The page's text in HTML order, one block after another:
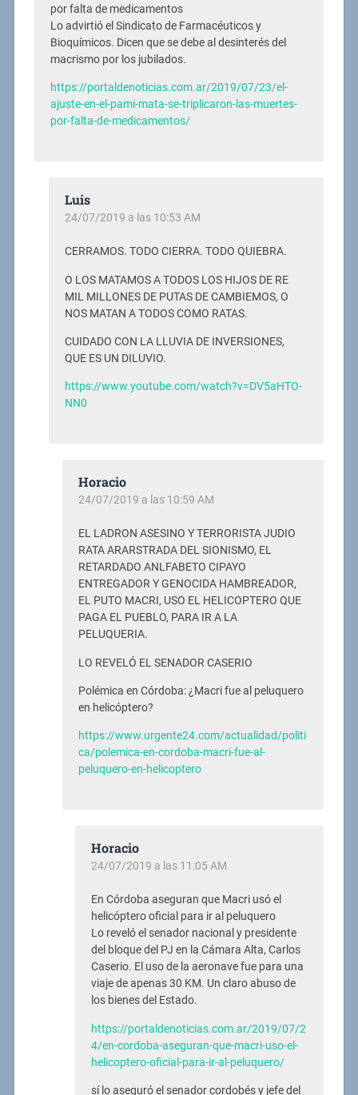
por falta de medicamentos
Lo advirtió el Sindicato de Farmacéuticos y
Bioquímicos. Dicen que se debe al desinterés del
macrismo por los jubilados.
https://portaldenoticias.com.ar/2019/07/23/el-
ajuste-en-el-pami-mata-se-triplicaron-las-muertes-
por-falta-de-medicamentos/
Luis
24/07/2019 a las 10:53 AM
CERRAMOS. TODO CIERRA. TODO QUIEBRA.
O LOS MATAMOS A TODOS LOS HIJOS DE RE
MIL MILLONES DE PUTAS DE CAMBIEMOS, O
NOS MATAN A TODOS COMO RATAS.
CUIDADO CON LA LLUVIA DE INVERSIONES,
QUE ES UN DILUVIO.
https://www.youtube.com/watch?v=DV5aHTO-
NN0
Horacio
24/07/2019 a las 10:59 AM
EL LADRON ASESINO Y TERRORISTA JUDIO
RATA ARARSTRADA DEL SIONISMO, EL
RETARDADO ANLFABETO CIPAYO
ENTREGADOR Y GENOCIDA HAMBREADOR,
EL PUTO MACRI, USO EL HELICOPTERO QUE
PAGA EL PUEBLO, PARA IR A LA
PELUQUERIA.
LO REVELÓ EL SENADOR CASERIO
Polémica en Córdoba: ¿Macri fue al peluquero
en helicóptero?
https://www.urgente24.com/actualidad/politi
ca/polemica-en-cordoba-macri-fue-al-
peluquero-en-helicoptero
Horacio
24/07/2019 a las 11:05 AM
En Córdoba aseguran que Macri usó el
helicóptero oficial para ir al peluquero
Lo reveló el senador nacional y presidente
del bloque del PJ en la Cámara Alta, Carlos
Caserio. El uso de la aeronave fue para una
viaje de apenas 30 KM. Un claro abuso de
los bienes del Estado.
https://portaldenoticias.com.ar/2019/07/2
4/en-cordoba-aseguran-que-macri-uso-el-
helicoptero-oficial-para-ir-al-peluquero/
sí lo aseguró el senador cordobés y jefe del